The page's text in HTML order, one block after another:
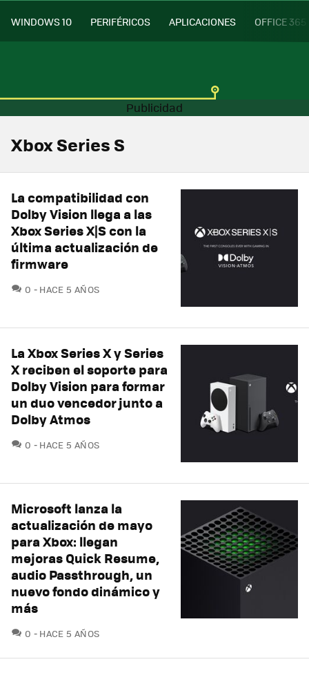
WINDOWS 10 PERIFÉRICOS APLICACIONES OFFICE 365
Xbox Series S
La compatibilidad con
Dolby Vision llega a las
Xbox Series X|S con la
última actualización de
firmware
0 COMENTARIOS
HACE 5 AÑOS
La Xbox Series X y Series
X reciben el soporte para
Dolby Vision para formar
un duo vencedor junto a
Dolby Atmos
0 COMENTARIOS
HACE 5 AÑOS
Microsoft lanza la
actualización de mayo
para Xbox: llegan
mejoras Quick Resume,
audio Passthrough, un
nuevo fondo dinámico y
más
0 COMENTARIOS
HACE 5 AÑOS